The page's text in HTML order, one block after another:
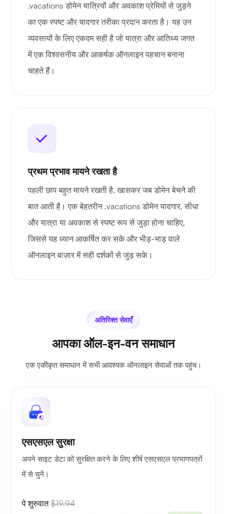
.vacations डोमेन यात्रियों और अवकाश प्रेमियों से जुड़ने
का एक स्पष्ट और यादगार तरीका प्रदान करता है। यह उन
व्यवसायों के लिए एकदम सही है जो यात्रा और आतिथ्य जगत
में एक विश्वसनीय और आकर्षक ऑनलाइन पहचान बनाना
चाहते हैं।
प्रथम प्रभाव मायने रखता है
पहली छाप बहुत मायने रखती है, खासकर जब डोमेन बेचने की
बात आती है। एक बेहतरीन .vacations डोमेन यादगार, सीधा
और यात्रा या अवकाश से स्पष्ट रूप से जुड़ा होना चाहिए,
जिससे यह ध्यान आकर्षित कर सके और भीड़-भाड़ वाले
ऑनलाइन बाज़ार में सही दर्शकों से जुड़ सके।
अतिरिक्त सेवाएँ
आपका ऑल-इन-वन समाधान
एक एकीकृत समाधान में सभी आवश्यक ऑनलाइन सेवाओं तक पहुंच।
एसएसएल सुरक्षा
अपने साइट डेटा को सुरक्षित करने के लिए शीर्ष एसएसएल प्रमाणपत्रों
में से चुनें।
पे शुरुवात$19.94